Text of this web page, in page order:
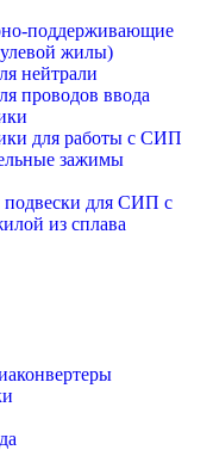
поддерживающие
жилы)
нейтрали
проводов ввода
для работы с СИП
зажимы
для СИП с
из сплава